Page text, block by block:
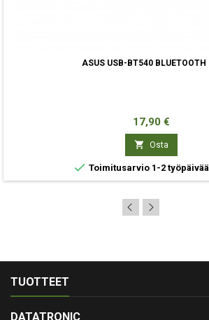
ASUS USB-BT540 BLUETOOTH
Hinta
17,90 €
 Osta
 Toimitusarvio 1-2 työpäivää
TUOTTEET
DATATRONIC